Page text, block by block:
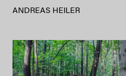
ANDREAS HEILER